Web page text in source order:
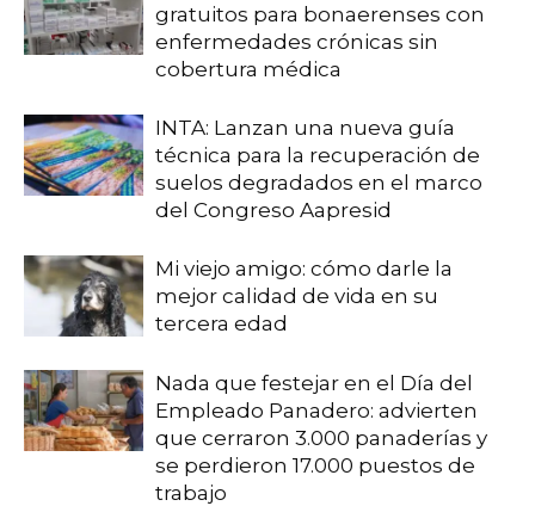
gratuitos para bonaerenses con
enfermedades crónicas sin
cobertura médica
INTA: Lanzan una nueva guía
técnica para la recuperación de
suelos degradados en el marco
del Congreso Aapresid
Mi viejo amigo: cómo darle la
mejor calidad de vida en su
tercera edad
Nada que festejar en el Día del
Empleado Panadero: advierten
que cerraron 3.000 panaderías y
se perdieron 17.000 puestos de
trabajo